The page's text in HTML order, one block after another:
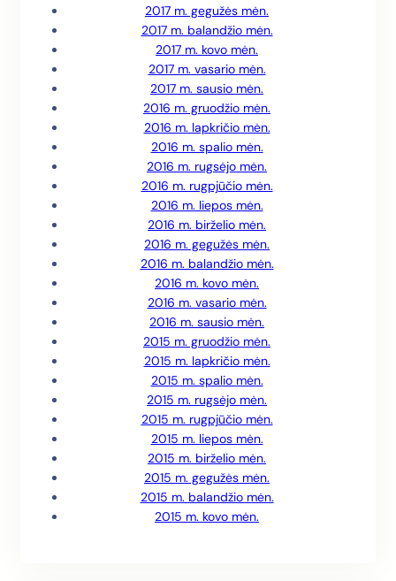
2017 m. gegužės mėn.
2017 m. balandžio mėn.
2017 m. kovo mėn.
2017 m. vasario mėn.
2017 m. sausio mėn.
2016 m. gruodžio mėn.
2016 m. lapkričio mėn.
2016 m. spalio mėn.
2016 m. rugsėjo mėn.
2016 m. rugpjūčio mėn.
2016 m. liepos mėn.
2016 m. birželio mėn.
2016 m. gegužės mėn.
2016 m. balandžio mėn.
2016 m. kovo mėn.
2016 m. vasario mėn.
2016 m. sausio mėn.
2015 m. gruodžio mėn.
2015 m. lapkričio mėn.
2015 m. spalio mėn.
2015 m. rugsėjo mėn.
2015 m. rugpjūčio mėn.
2015 m. liepos mėn.
2015 m. birželio mėn.
2015 m. gegužės mėn.
2015 m. balandžio mėn.
2015 m. kovo mėn.